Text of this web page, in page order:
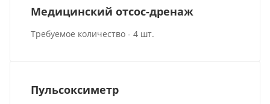
Медицинский отсос-дренаж
Требуемое количество - 4 шт.
Пульсоксиметр